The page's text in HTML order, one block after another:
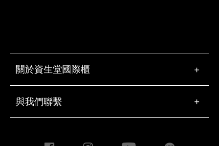
關於資生堂國際櫃 +
與我們聯繫 +